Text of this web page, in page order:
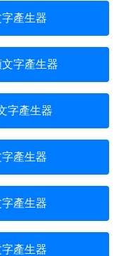
字產生器
文字產生器
字產生器
字產生器
字產生器
字產生器